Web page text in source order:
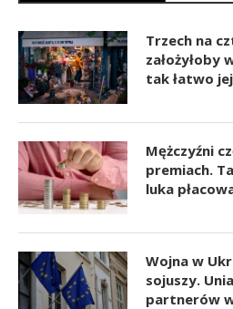
Trzech na
założyłoby
tak łatwo
Mężczyźni
premiach.
luka
Wojna w
sojuszy.
partnerów